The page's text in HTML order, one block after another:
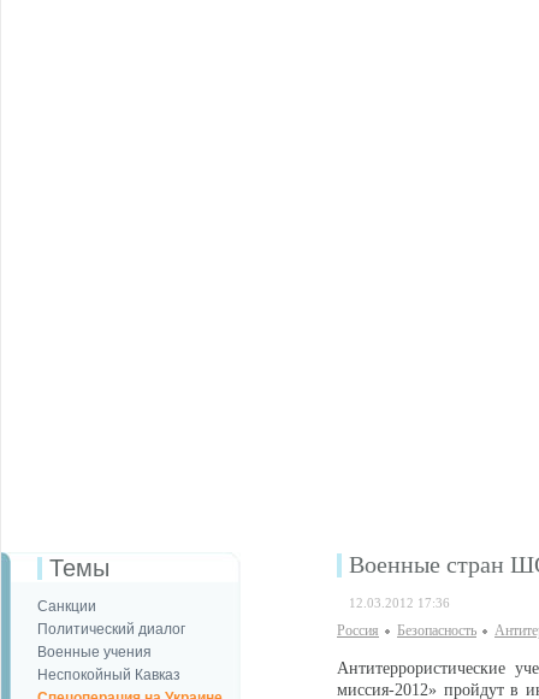
Темы
Санкции
Политический диалог
Военные учения
Неспокойный Кавказ
Военные стран
12.03.2012 17:36
Россия Безопаcность
Антитеррористические
миссия-2012» пройдут в